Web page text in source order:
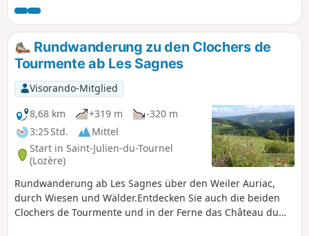
Rundwanderung zu den Clochers de
Tourmente ab Les Sagnes
Visorando-Mitglied
8,68 km
+319 m
-320 m
3:25 Std.
Mittel
Start in Saint-Julien-du-Tournel
(Lozère)
Rundwanderung ab Les Sagnes über den Weiler Auriac,
durch Wiesen und Wälder.Entdecken Sie auch die beiden
Clochers de Tourmente und in der Ferne das Château du